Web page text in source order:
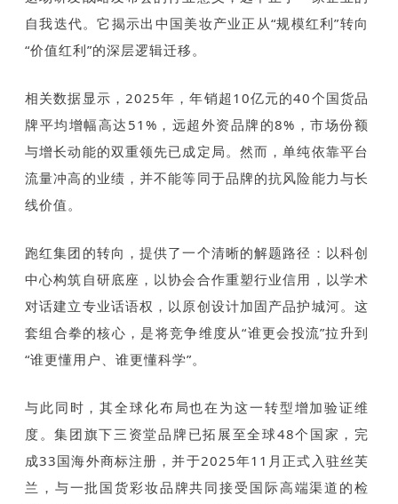
自我迭代。它揭示出中国美妆产业正从“规模红利”转向
“价值红利”的深层逻辑迁移。
相关数据显示，2025年，年销超10亿元的40个国货品
牌平均增幅高达51%，远超外资品牌的8%，市场份额
与增长动能的双重领先已成定局。然而，单纯依靠平台
流量冲高的业绩，并不能等同于品牌的抗风险能力与长
线价值。
跑红集团的转向，提供了一个清晰的解题路径：以科创
中心构筑自研底座，以协会合作重塑行业信用，以学术
对话建立专业话语权，以原创设计加固产品护城河。这
套组合拳的核心，是将竞争维度从“谁更会投流”拉升到
“谁更懂用户、谁更懂科学”。
与此同时，其全球化布局也在为这一转型增加验证维
度。集团旗下三资堂品牌已拓展至全球48个国家，完
成33国海外商标注册，并于2025年11月正式入驻丝芙
兰，与一批国货彩妆品牌共同接受国际高端渠道的检